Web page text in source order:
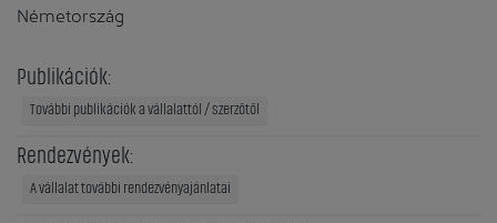
Németország
Publikációk:
További publikációk a vállalattól / szerzőtől
Rendezvények:
A vállalat további rendezvényajánlatai